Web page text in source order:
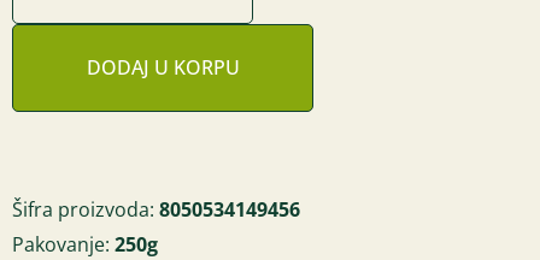
DODAJ U KORPU
Šifra proizvoda: 8050534149456
Pakovanje: 250g